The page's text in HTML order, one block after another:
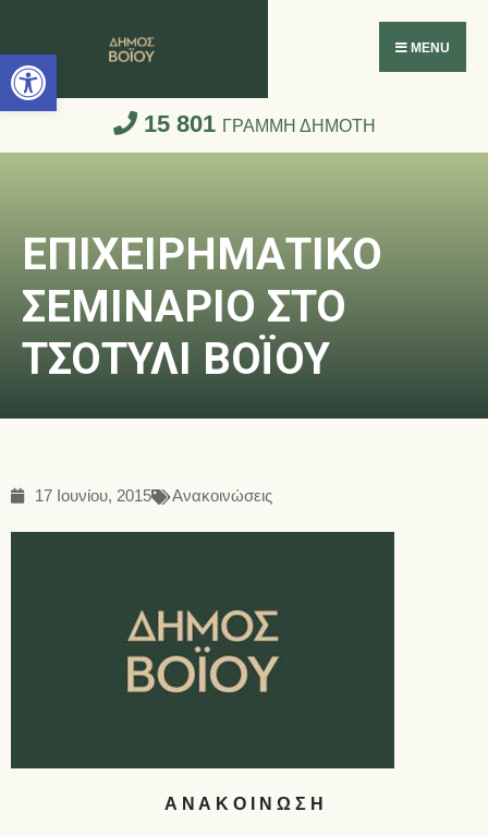
Ανοίξτε τη γραμμή εργαλείων
MENU
15 801 ΓΡΑΜΜΗ ΔΗΜΟΤΗ
ΕΠΙΧΕΙΡΗΜΑΤΙΚΟ
ΣΕΜΙΝΑΡΙΟ ΣΤΟ
ΤΣΟΤΥΛΙ ΒΟΪΟΥ
17 Ιουνίου, 2015 Ανακοινώσεις
Α Ν Α Κ Ο Ι Ν Ω Σ Η